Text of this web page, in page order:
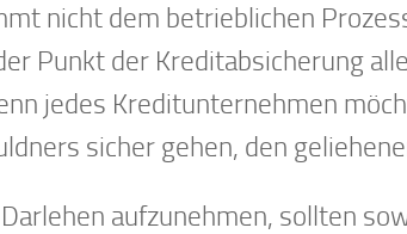
nicht dem betrieblichen
Punkt der Kreditabsicherung
jedes Kreditunternehmen
sicher gehen, den
aufzunehmen, sollten